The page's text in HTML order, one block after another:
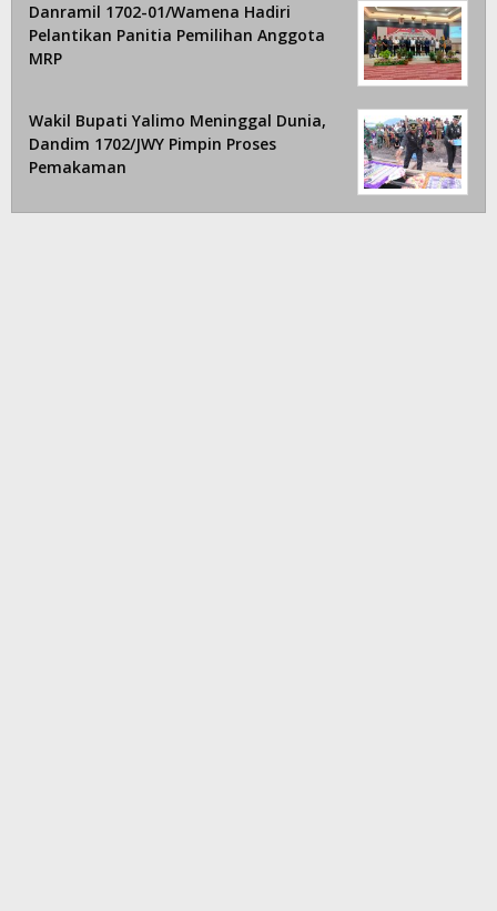
Danramil 1702-01/Wamena Hadiri
Pelantikan Panitia Pemilihan Anggota
MRP
Wakil Bupati Yalimo Meninggal Dunia,
Dandim 1702/JWY Pimpin Proses
Pemakaman